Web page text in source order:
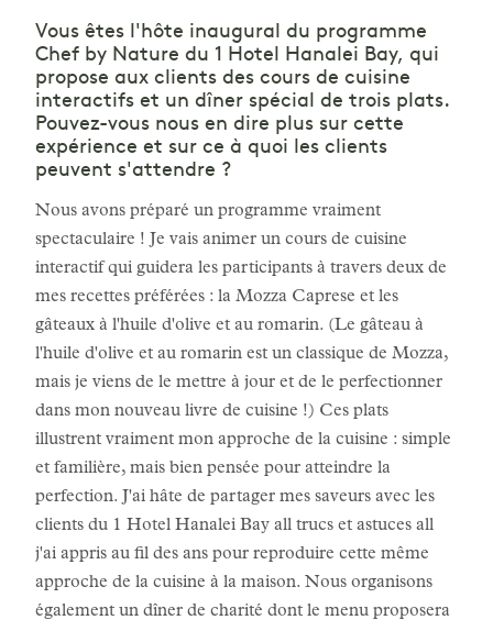
Vous êtes l'hôte inaugural du programme
Chef by Nature du 1 Hotel Hanalei Bay, qui
propose aux clients des cours de cuisine
interactifs et un dîner spécial de trois plats.
Pouvez-vous nous en dire plus sur cette
expérience et sur ce à quoi les clients
peuvent s'attendre ?
Nous avons préparé un programme vraiment
spectaculaire ! Je vais animer un cours de cuisine
interactif qui guidera les participants à travers deux de
mes recettes préférées : la Mozza Caprese et les
gâteaux à l'huile d'olive et au romarin. (Le gâteau à
l'huile d'olive et au romarin est un classique de Mozza,
mais je viens de le mettre à jour et de le perfectionner
dans mon nouveau livre de cuisine !) Ces plats
illustrent vraiment mon approche de la cuisine : simple
et familière, mais bien pensée pour atteindre la
perfection. J'ai hâte de partager mes saveurs avec les
clients du 1 Hotel Hanalei Bay all trucs et astuces all
j'ai appris au fil des ans pour reproduire cette même
approche de la cuisine à la maison. Nous organisons
également un dîner de charité dont le menu proposera